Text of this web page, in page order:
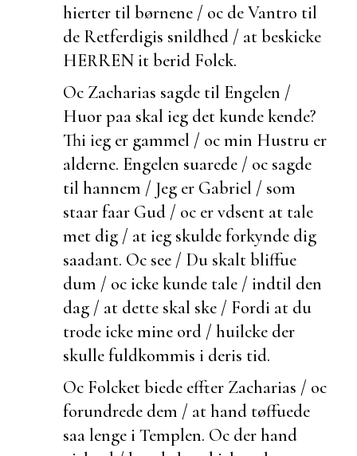
hierter til børnene / oc de Vantro til
de Retferdigis snildhed / atbeskicke
HERREN itberid Folck.
Oc Zacharias sagde til Engelen /
Huor paa skal ieg det kunde kende?
Thi ieg er gammel / oc min Hustru er
alderne. Engelen suarede / oc sagde
til hannem / Jeg er Gabriel / som
staar faar Gud / oc er vdsent at tale
met dig / at ieg skulde forkynde dig
saadant. Oc see / Du skalt bliffue
dum / oc icke kunde tale / indtil den
dag / at dette skal ske / Fordi at du
trode icke mine ord / huilcke der
skullefuldkommis i deris tid.
Oc Folcketbiede effter Zacharias / oc
forundrede dem / at hand tøffuede
saa lenge i Templen. Oc der hand